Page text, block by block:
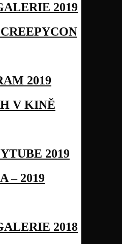
2019
2019
V KINĚ
2019
– 2019
2018